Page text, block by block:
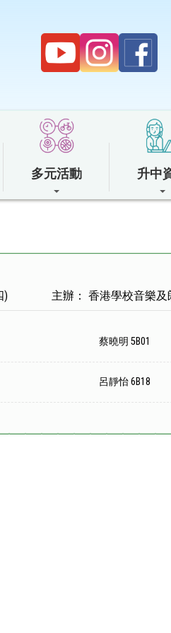
多元活動 升中
) 主辦： 香港學校音樂及
蔡曉明 5B01
呂靜怡 6B18